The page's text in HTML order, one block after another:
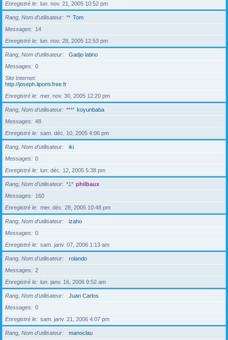
Enregistré le
lun. nov. 21, 2005 10:52 pm
Rang, Nom d’utilisateur ** Tom
Messages
14
Enregistré le
lun. nov. 28, 2005 12:53 pm
Rang, Nom d’utilisateur
Gadjo latino
Messages
0
Site Internet
http://joseph.lipomi.free.fr
Enregistré le
mer. nov. 30, 2005 12:20 pm
Rang, Nom d’utilisateur **** koyunbaba
Messages
48
Enregistré le
sam. déc. 10, 2005 4:06 pm
Rang, Nom d’utilisateur
iki
Messages
0
Enregistré le
lun. déc. 12, 2005 5:38 pm
Rang, Nom d’utilisateur *1* philbaux
Messages
160
Enregistré le
mer. déc. 28, 2005 10:48 pm
Rang, Nom d’utilisateur
izaho
Messages
0
Enregistré le
sam. janv. 07, 2006 1:13 am
Rang, Nom d’utilisateur
rolando
Messages
2
Enregistré le
lun. janv. 16, 2006 9:52 am
Rang, Nom d’utilisateur
Juan Carlos
Messages
0
Enregistré le
sam. janv. 21, 2006 4:07 pm
Rang, Nom d’utilisateur
manoclau